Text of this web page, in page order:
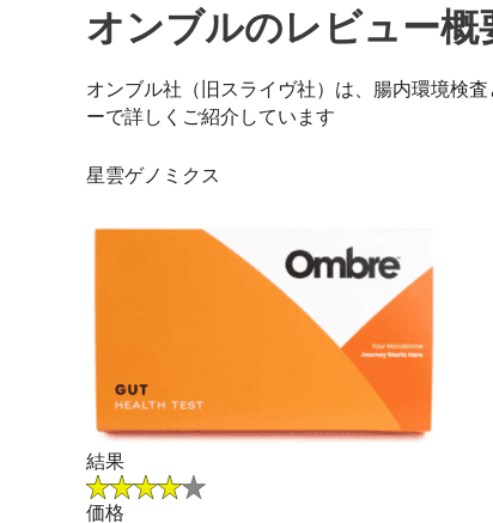
オンブルのレビュー概
オンブル社（旧スライヴ社）は、腸内環境検
ーで詳しくご紹介しています
星雲ゲノミクス
結果
価格